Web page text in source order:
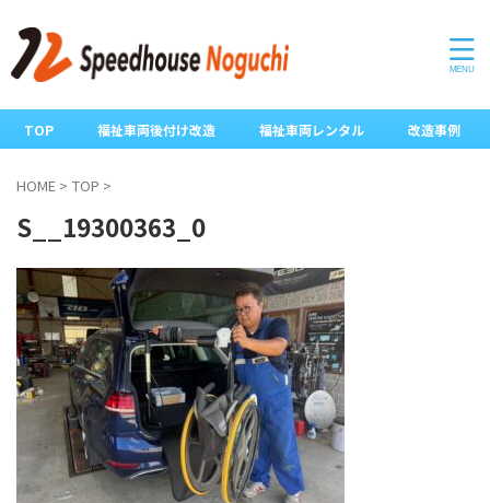
TOP 福祉車両後付け改造 福祉車両レンタル 改造事例
HOME > TOP >
S__19300363_0